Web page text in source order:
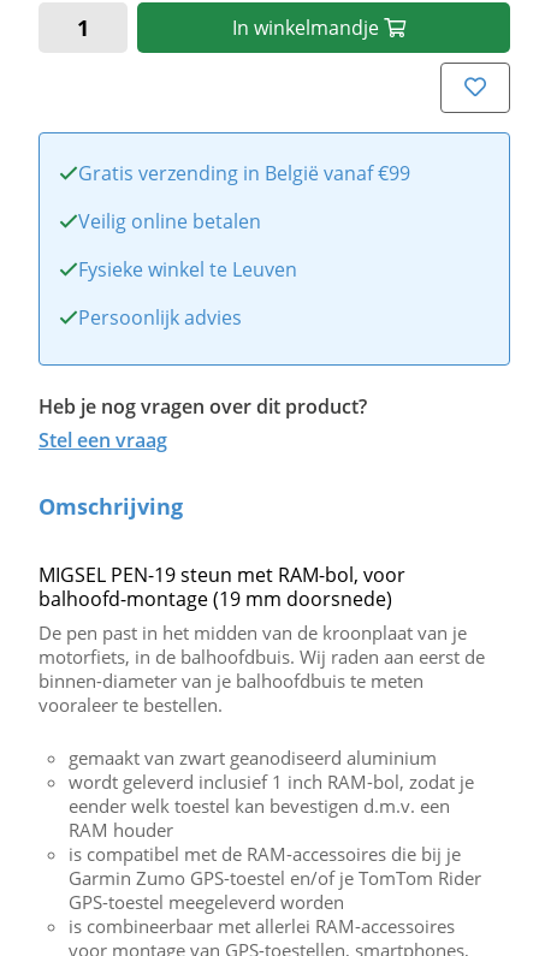
In winkelmandje
Gratis verzending in België vanaf €99
Veilig online betalen
Fysieke winkel te Leuven
Persoonlijk advies
Heb je nog vragen over dit product?
Stel een vraag
Omschrijving
MIGSEL PEN-19 steun met RAM-bol, voor
balhoofd-montage (19 mm doorsnede)
De pen past in het midden van de kroonplaat van je
motorfiets, in de balhoofdbuis. Wij raden aan eerst de
binnen-diameter van je balhoofdbuis te meten
vooraleer te bestellen.
gemaakt van zwart geanodiseerd aluminium
wordt geleverd inclusief 1 inch RAM-bol, zodat je
eender welk toestel kan bevestigen d.m.v. een
RAM houder
is compatibel met de RAM-accessoires die bij je
Garmin Zumo GPS-toestel en/of je TomTom Rider
GPS-toestel meegeleverd worden
is combineerbaar met allerlei RAM-accessoires
voor montage van GPS-toestellen, smartphones,